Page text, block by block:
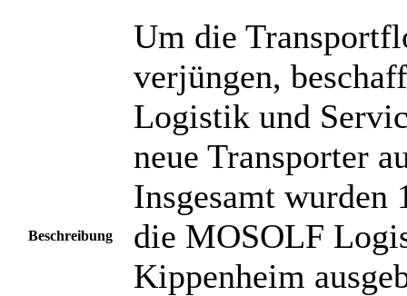
Beschreibung
Um die
verjüngen,
Logistik und
neue Transporter
Insgesamt wurden
die MOSOLF
Kippenheim